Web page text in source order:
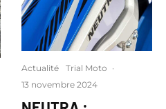
Actualité Trial Moto ·
13 novembre 2024